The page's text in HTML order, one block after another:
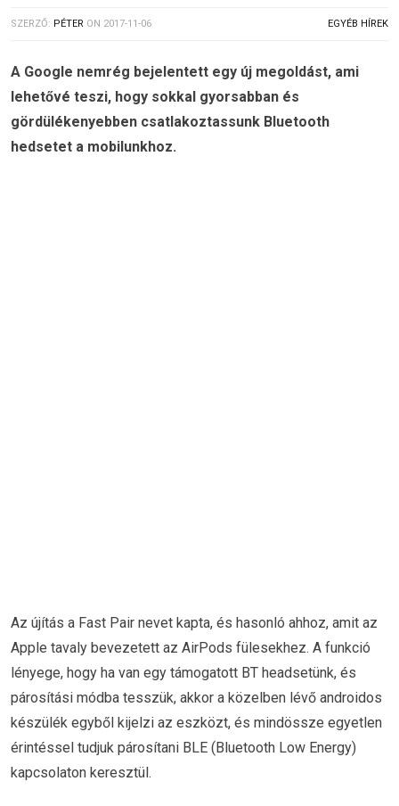
SZERZŐ: PÉTER ON 2017-11-06 EGYÉB HÍREK
A Google nemrég bejelentett egy új megoldást, ami
lehetővé teszi, hogy sokkal gyorsabban és
gördülékenyebben csatlakoztassunk Bluetooth
hedsetet a mobilunkhoz.
Az újítás a Fast Pair nevet kapta, és hasonló ahhoz, amit az
Apple tavaly bevezetett az AirPods fülesekhez. A funkció
lényege, hogy ha van egy támogatott BT headsetünk, és
párosítási módba tesszük, akkor a közelben lévő androidos
készülék egyből kijelzi az eszközt, és mindössze egyetlen
érintéssel tudjuk párosítani BLE (Bluetooth Low Energy)
kapcsolaton keresztül.